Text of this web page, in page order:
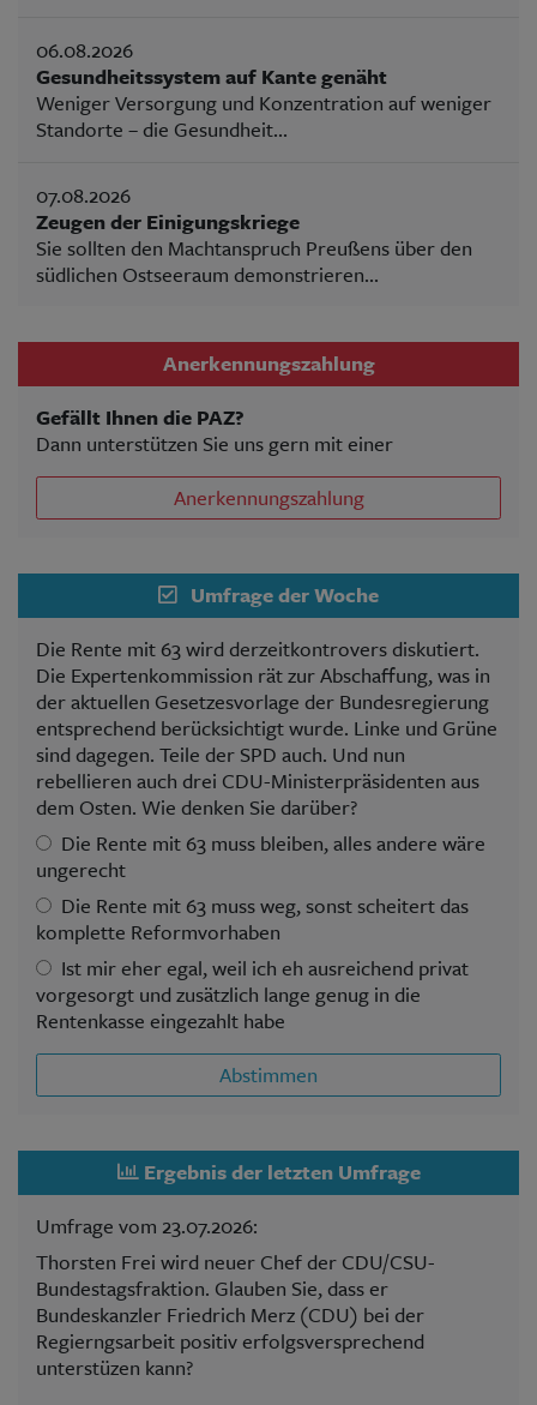
06.08.2026
Gesundheitssystem auf Kante genäht
Weniger Versorgung und Konzentration auf weniger
Standorte – die Gesundheit...
07.08.2026
Zeugen der Einigungskriege
Sie sollten den Machtanspruch Preußens über den
südlichen Ostseeraum demonstrieren...
Anerkennungszahlung
Gefällt Ihnen die PAZ?
Dann unterstützen Sie uns gern mit einer
Anerkennungszahlung
Umfrage der Woche
Die Rente mit 63 wird derzeitkontrovers diskutiert.
Die Expertenkommission rät zur Abschaffung, was in
der aktuellen Gesetzesvorlage der Bundesregierung
entsprechend berücksichtigt wurde. Linke und Grüne
sind dagegen. Teile der SPD auch. Und nun
rebellieren auch drei CDU-Ministerpräsidenten aus
dem Osten. Wie denken Sie darüber?
Die Rente mit 63 muss bleiben, alles andere wäre
ungerecht
Die Rente mit 63 muss weg, sonst scheitert das
komplette Reformvorhaben
Ist mir eher egal, weil ich eh ausreichend privat
vorgesorgt und zusätzlich lange genug in die
Rentenkasse eingezahlt habe
Abstimmen
Ergebnis der letzten Umfrage
Umfrage vom 23.07.2026:
Thorsten Frei wird neuer Chef der CDU/CSU-
Bundestagsfraktion. Glauben Sie, dass er
Bundeskanzler Friedrich Merz (CDU) bei der
Regierngsarbeit positiv erfolgsversprechend
unterstüzen kann?